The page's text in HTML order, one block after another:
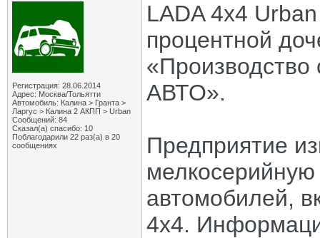
Регистрация: 28.06.2014
Адрес: Москва/Тольятти
Автомобиль: Калина > Гранта >
Ларгус > Калина 2 АКПП > Urban
Сообщений: 84
Сказал(а) спасибо: 10
Поблагодарили 22 раз(а) в 20
сообщениях
LADA 4x4
процентной
АВТО».
Предприятие
автомобилей,
4x4.